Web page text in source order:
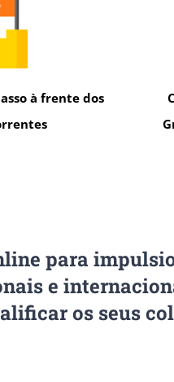
à frente dos
para
e
os seus